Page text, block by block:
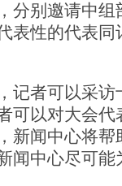
分别邀请中
表性的代表
者可以采访
可以对大会
新闻中心将
闻中心尽可